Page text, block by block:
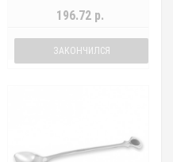
196.72 р.
ЗАКОНЧИЛСЯ